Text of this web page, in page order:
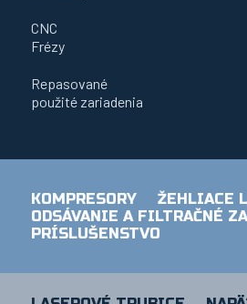
CNC
Frézy
Repasované
použité zariadenia
KOMPRESORY
ŽEHLIACE
ODSÁVANIE A FILTRAČNÉ
PRÍSLUŠENSTVO